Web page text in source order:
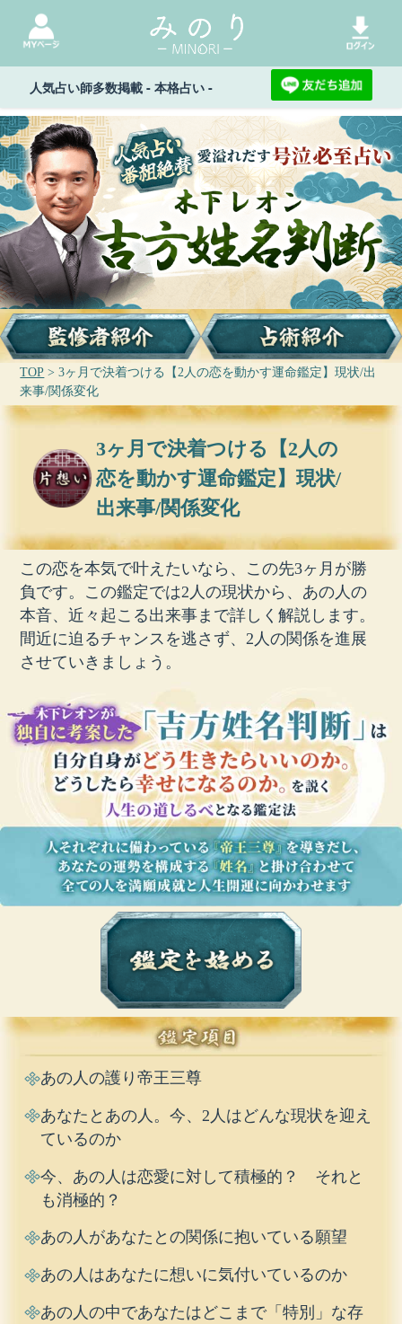
人気占い師多数掲載 - 本格占い -
TOP > 3ヶ月で決着つける【2人の恋を動かす運命鑑定】現状/出
来事/関係変化
3ヶ月で決着つける【2人の
恋を動かす運命鑑定】現状/
出来事/関係変化
この恋を本気で叶えたいなら、この先3ヶ月が勝
負です。この鑑定では2人の現状から、あの人の
本音、近々起こる出来事まで詳しく解説します。
間近に迫るチャンスを逃さず、2人の関係を進展
させていきましょう。
あの人の護り帝王三尊
あなたとあの人。今、2人はどんな現状を迎え
ているのか
今、あの人は恋愛に対して積極的？ それと
も消極的？
あの人があなたとの関係に抱いている願望
あの人はあなたに想いに気付いているのか
あの人の中であなたはどこまで「特別」な存